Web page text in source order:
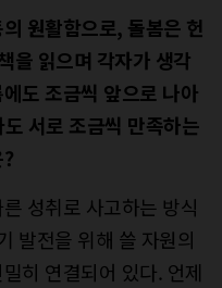
원활함으로, 돌봄은 헌
을 읽으며 각자가 생각
도 조금씩 앞으로 나아
서로 조금씩 만족하는
성취로 사고하는 방식
발전을 위해 쓸 자원의
히 연결되어 있다. 언제